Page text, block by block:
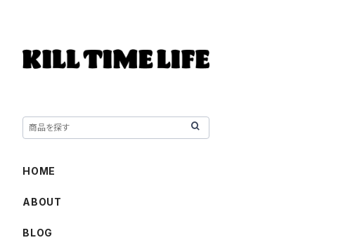
HOME
ABOUT
BLOG